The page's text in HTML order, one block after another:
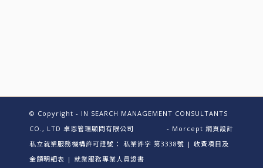
© Copyright - IN SEARCH MANAGEMENT CONSULTANTS
CO., LTD 卓恩管理顧問有限公司
- Morcept 網頁設計
私立就業服務機構許可證號： 私業許字 第3338號 | 收費項目及
金額明細表 | 就業服務專業人員證書